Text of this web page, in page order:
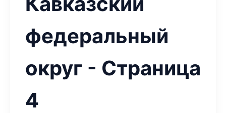
федеральный
округ - Страница
4